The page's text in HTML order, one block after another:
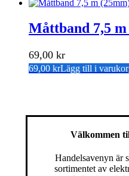
Måttband 7,5
69,00 kr
69,00 krLägg till i
Välkommen
Handelsavenyn är
sortimentet av